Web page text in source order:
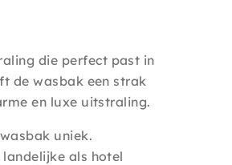
die perfect past in
de wasbak een strak
en luxe uitstraling.
uniek.
als hotel